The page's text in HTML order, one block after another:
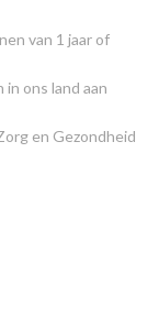
van 1 jaar of
ons land aan
en Gezondheid